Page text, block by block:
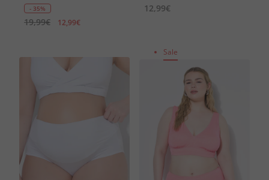
- 35%
19,99€ 12,99€
12,99€
Sale